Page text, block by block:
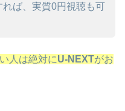
ば、実質0円視聴も可
人は絶対にU-NEXTがお